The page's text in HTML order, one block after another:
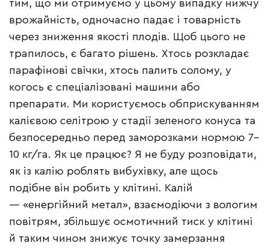
тим, що ми отримуємо у цьому випадку нижчу
врожайність, одночасно падає і товарність
через зниження якості плодів. Щоб цього не
трапилось, є багато рішень. Хтось розкладає
парафінові свічки, хтось палить солому, у
когось є спеціалізовані машини або
препарати. Ми користуємось обприскуванням
калієвою селітрою у стадії зеленого конуса та
безпосередньо перед заморозками нормою 7–
10 кг/га. Як це працює? Я не буду розповідати,
як із калію роблять вибухівку, але щось
подібне він робить у клітині. Калій
— «енергійний метал», взаємодіючи з вологим
повітрям, збільшує осмотичний тиск у клітині
й таким чином знижує точку замерзання